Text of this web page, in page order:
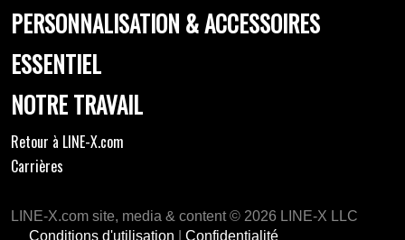
PERSONNALISATION & ACCESSOIRES
ESSENTIEL
NOTRE TRAVAIL
Retour à LINE-X.com
Carrières
LINE-X.com site, media & content © 2026 LINE-X LLC
Conditions d'utilisation
Confidentialité